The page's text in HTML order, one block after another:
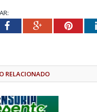
FacebookGoogle+
RELACIONADO